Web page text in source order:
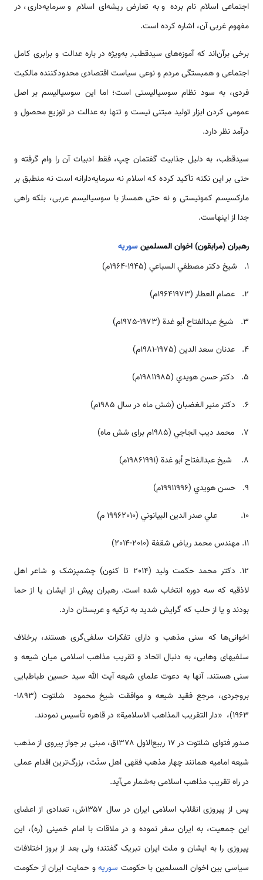
اجتماعی‌ اسلام‌ نام‌ برده‌ و به‌ تعارض‌ ریشه‌ای‌ اسلام‌ و سرمایه‌داری‌، در
مفهوم‌ غربی‌ آن‌، اشاره‌ كرده‌ است.
برخی‌ برآن‌اند كه‌ آموزه‌های‌ سیدقطب‌, به‌ویژه‌ در باره عدالت‌ و برابری‌ كامل‌
اجتماعی‌ و همبستگی‌ مردم‌ و نوعی‌ سیاست‌ اقتصادی‌ محدودكننده مالكیت‌
فردی‌، به‌ سود نظام‌ سوسیالیستی‌ است‌؛ اما این‌ سوسیالیسم‌ بر اصل‌
عمومی‌ كردن‌ ابزار تولید مبتنی‌ نیست‌ و تنها به‌ عدالت‌ در توزیع‌ محصول‌ و
درآمد نظر دارد.
سیدقطب‌، به‌ دلیل‌ جذابیت‌ گفتمان‌ چپ‌، فقط‌ ادبیات‌ آن‌ را وام‌ گرفته‌ و
حتی‌ بر این‌ نكته‌ تأكید كرده‌ كه‌ اسلام‌ نه‌ سرمایه‌دارانه‌ است‌ نه‌ منطبق‌ بر
ماركسیسم‌ كمونیستی‌ و نه‌ حتی‌ همساز با سوسیالیسم‌ عربی‌، بلكه‌ راهی‌
جدا از اینهاست‌.
رهبران (مرابقون) اخوان المسلمینسوریه
1. شيخ دكتر مصطفي السباعي (1945-1964م)
2. عصام العطار (19641973م)
3. شيخ عبدالفتاح أبو غدة (1973-1975م)
4. عدنان سعد الدين (1975-1981م)
5. دكتر حسن هويدي (19811985م)
6. دكتر منير الغضبان (شش ماه در سال 1985م)
7. محمد ديب الجاجي (1985م برای شش ماه)
8. شيخ عبدالفتاح أبو غدة (19861991م)
9. حسن هويدي (19911996م)
10. علي صدر الدين البيانوني (19962010 م)
11. مهندس محمد رياض شقفة (2010-2014)
12. دکتر محمد حکمت ولید (2014 تا کنون) چشم­پزشک و شاعر اهل
لاذقیه که سه دوره انتخاب شده است. رهبران پیش از ایشان یا از حما
بودند و یا از حلب که گرایش شدید به ترکیه و عربستان دارد.
اخوانی‌ها که سنی مذهب و دارای تفکرات سلفی‌گری هستند، برخلاف
سلفی­های وهابی، به دنبال اتحاد و تقریب مذاهب اسلامی میان شیعه و
سنی هستند. آنها به دعوت علمای شیعه آیت الله سید حسین طباطبایی
بروجردی، مرجع فقید شیعه و موافقت شیخ محمود شلتوت (1893-
1963)، «دار التقریب المذاهب الاسلامیة» در قاهره تأسیس نمودند.
صدور فتوای شلتوت در ۱۷ ربیع‌الاول ۱۳۷۸ق، مبنی بر جواز پیروی از مذهب
شیعه امامیه همانند چهار مذهب فقهی اهل سنّت، بزرگ‌ترین اقدام عملی
در راه تقریب مذاهب اسلامی به‌شمار می‌آید.
پس از پیروزی انقلاب اسلامی ایران در سال ۱۳۵۷ش، تعدادی از اعضای
این جمعیت، به ایران سفر نموده و در ملاقات با امام خمینی (ره)، این
پیروزی را به ایشان و ملت ایران تبریک گفتند؛ ولی بعد از بروز اختلافات
سیاسی بین اخوان المسلمین با حکومت سوریهو حمایت ایران از حکومت